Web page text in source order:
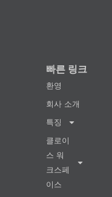
빠른 링크
환영
회사 소개
특징
클로이
스 워
크스페
이스